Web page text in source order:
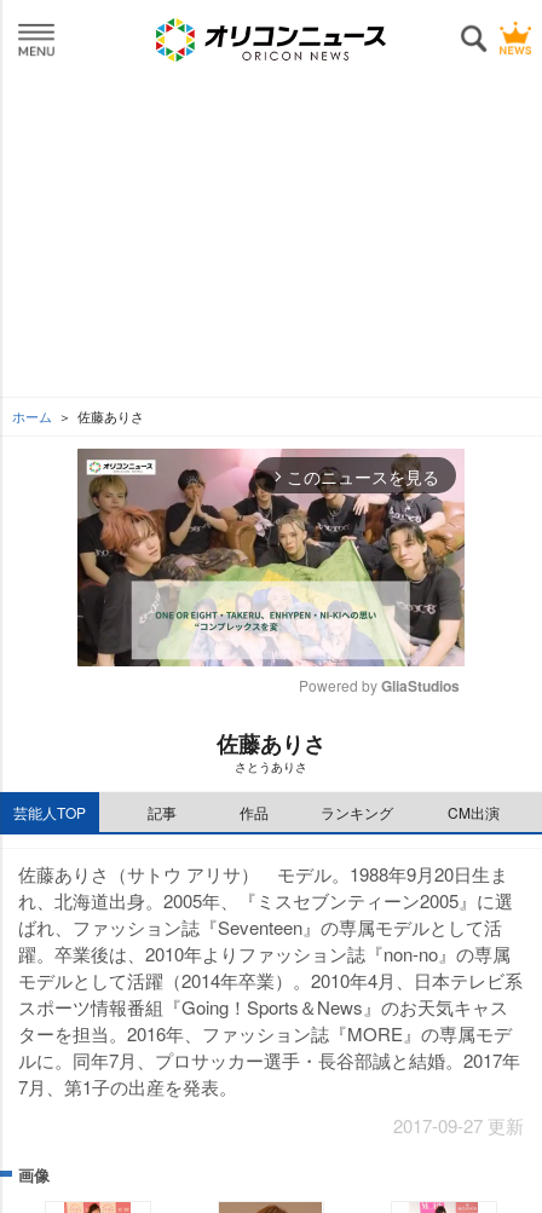
ホーム 佐藤ありさ
arrow_forward_ios このニュースを見る
e
Powered by GliaStudios
佐藤ありさ
さとうありさ
芸能人TOP 記事 作品 ランキング CM出演
佐藤ありさ（サトウ アリサ） モデル。1988年9月20日生ま
れ、北海道出身。2005年、『ミスセブンティーン2005』に選
ばれ、ファッション誌『Seventeen』の専属モデルとして活
躍。卒業後は、2010年よりファッション誌『non-no』の専属
モデルとして活躍（2014年卒業）。2010年4月、日本テレビ系
スポーツ情報番組『Going！Sports＆News』のお天気キャス
ターを担当。2016年、ファッション誌『MORE』の専属モデ
ルに。同年7月、プロサッカー選手・長谷部誠と結婚。2017年
7月、第1子の出産を発表。
2017-09-27 更新
画像